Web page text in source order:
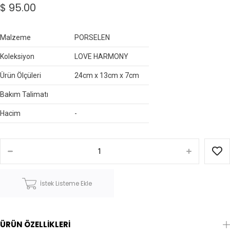
$ 95.00
Malzeme PORSELEN
Koleksiyon LOVE HARMONY
Ürün Ölçüleri 24cm x 13cm x 7cm
Bakım Talimatı
Hacim -
İstek Listeme Ekle
ÜRÜN ÖZELLIKLERI